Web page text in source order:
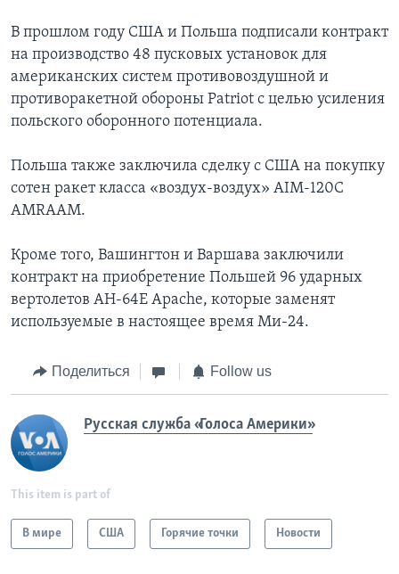
В прошлом году США и Польша подписали контракт
на производство 48 пусковых установок для
американских систем противовоздушной и
противоракетной обороны Patriot с целью усиления
польского оборонного потенциала.
Польша также заключила сделку с США на покупку
сотен ракет класса «воздух-воздух» AIM-120C
AMRAAM.
Кроме того, Вашингтон и Варшава заключили
контракт на приобретение Польшей 96 ударных
вертолетов AH-64E Apache, которые заменят
используемые в настоящее время Ми-24.
Поделиться Follow us
Русская служба «Голоса Америки»
This item is part of
В мире США Горячие точки Новости